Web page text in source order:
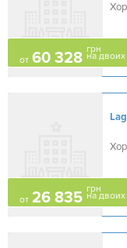
от 60 328 грн
на двоих
от 26 835 грн
на двоих